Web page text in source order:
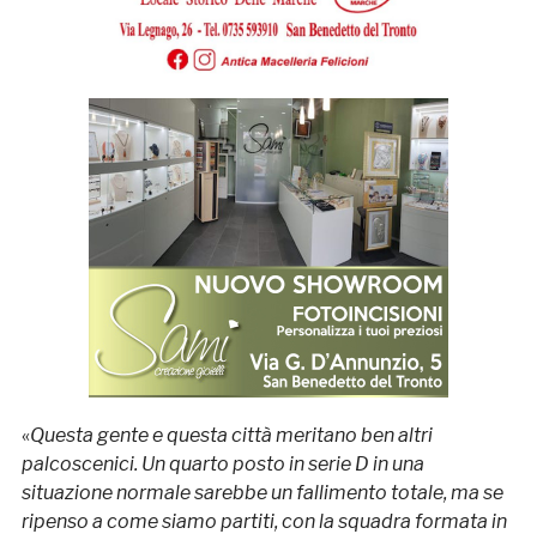
«Questa gente e questa città meritano ben altri
palcoscenici. Un quarto posto in serie D in una
situazione normale sarebbe un fallimento totale, ma se
ripenso a come siamo partiti, con la squadra formata in